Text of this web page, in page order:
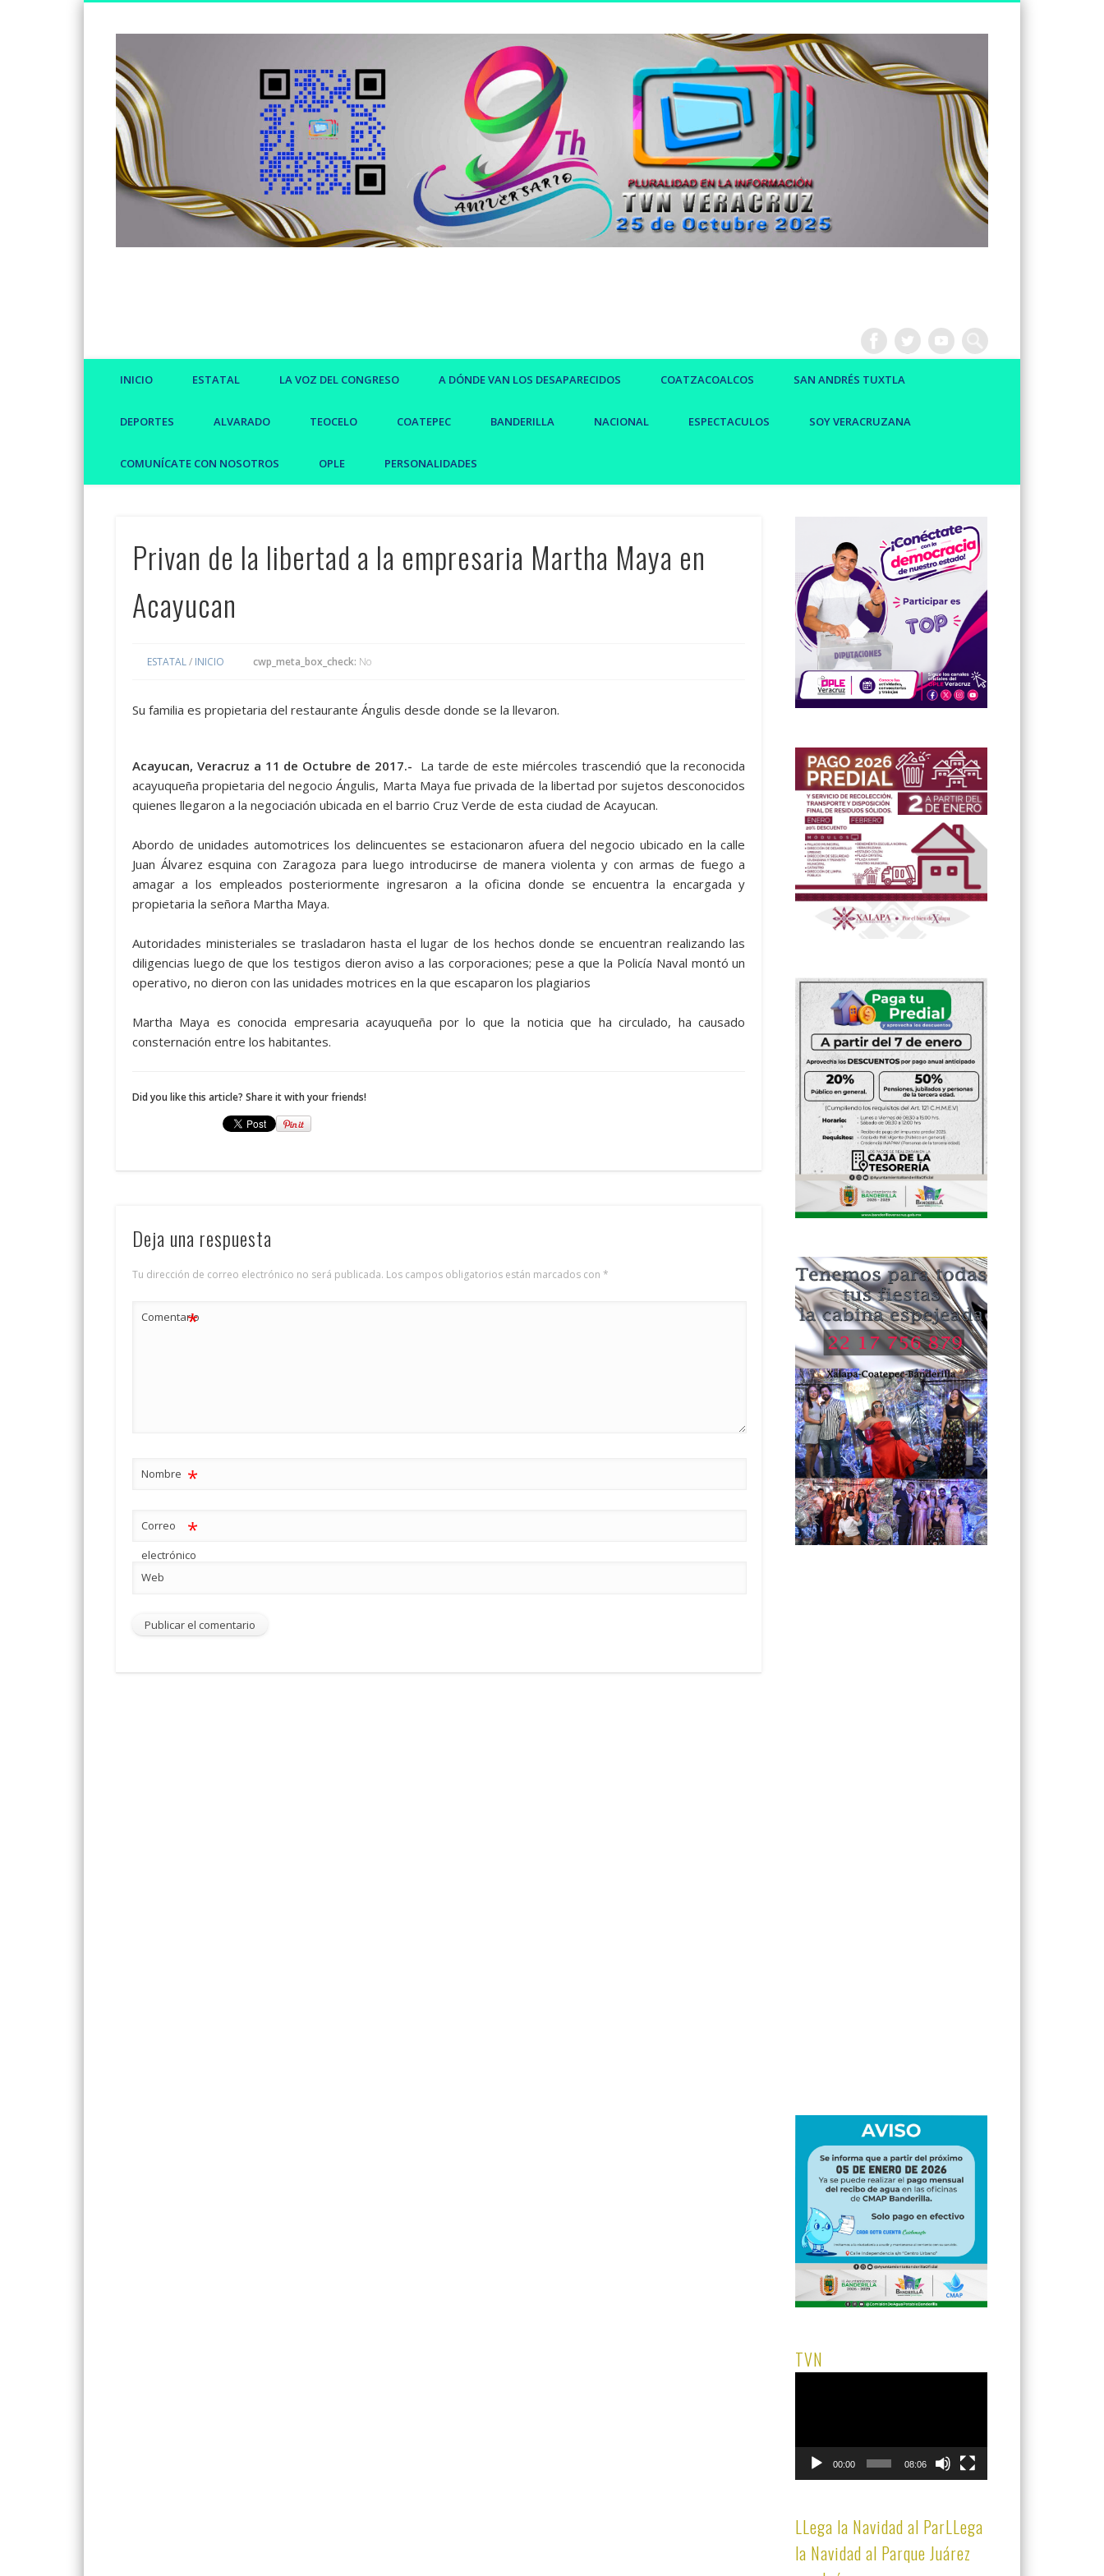
Somos un medio de información independiente, con visión joven.
INICIO ESTATAL LA VOZ DEL CONGRESO A DÓNDE VAN LOS DESAPARECIDOS COATZACOALCOS SAN ANDRÉS TUXTLA
DEPORTES ALVARADO TEOCELO COATEPEC BANDERILLA NACIONAL ESPECTACULOS SOY VERACRUZANA
COMUNÍCATE CON NOSOTROS OPLE PERSONALIDADES
Privan de la libertad a la empresaria Martha Maya en
Acayucan
ESTATAL/ INICIO cwp_meta_box_check: No
Su familia es propietaria del restaurante Ángulis desde donde se la llevaron.
Acayucan, Veracruz a 11 de Octubre de 2017.- La tarde de este miércoles trascendió que la reconocida
acayuqueña propietaria del negocio Ángulis, Marta Maya fue privada de la libertad por sujetos desconocidos
quienes llegaron a la negociación ubicada en el barrio Cruz Verde de esta ciudad de Acayucan.
Abordo de unidades automotrices los delincuentes se estacionaron afuera del negocio ubicado en la calle
Juan Álvarez esquina con Zaragoza para luego introducirse de manera violenta y con armas de fuego a
amagar a los empleados posteriormente ingresaron a la oficina donde se encuentra la encargada y
propietaria la señora Martha Maya.
Autoridades ministeriales se trasladaron hasta el lugar de los hechos donde se encuentran realizando las
diligencias luego de que los testigos dieron aviso a las corporaciones; pese a que la Policía Naval montó un
operativo, no dieron con las unidades motrices en la que escaparon los plagiarios
Martha Maya es conocida empresaria acayuqueña por lo que la noticia que ha circulado, ha causado
consternación entre los habitantes.
Did you like this article? Share it with your friends!
Deja una respuesta
Tu dirección de correo electrónico no será publicada. Los campos obligatorios están marcados con *
Comentario
*
Nombre *
Correo
electrónico
*
Web
TVN
00:00 08:06
LLega la Navidad al ParLLega
la Navidad al Parque Juárez